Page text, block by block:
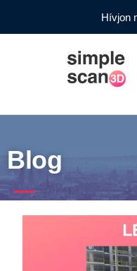
Hívjon
Blog